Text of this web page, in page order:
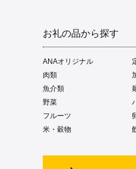
お礼の品から探す
ANAオリジナル
肉類
魚介類
野菜
フルーツ
米・穀物